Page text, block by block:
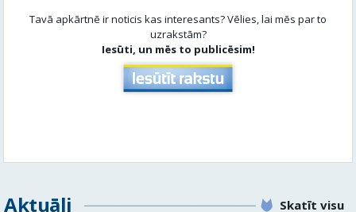
Tavā apkārtnē ir noticis kas interesants? Vēlies, lai mēs par to
uzrakstām?
Iesūti, un mēs to publicēsim!
Aktuāli Skatīt visu